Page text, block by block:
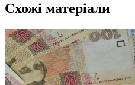
Схожі матеріали